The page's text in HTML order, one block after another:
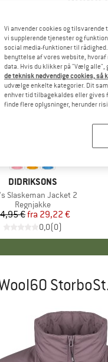
MÆRKE
DIDRIKSONS
Slaskeman Jacket 2
Produktgruppe
Regnjakke
Pris
€ Nedsat pris
fra 29,22 €
0,0(0)
Vi anvender cookies og
vi supplerende tjenester og
social media-funktioner til
benyttelse af vores website,
data. Hvis du klikker på "Vælg
de teknisk nødvendige cookies, så
udvælge enkelte kategorier. Dit
enhver tid tilbagekaldes eller gives
finde flere oplysninger, herunder